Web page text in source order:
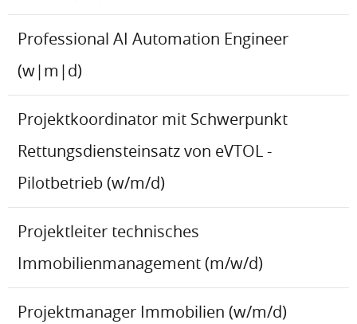
Professional AI Automation Engineer
(w|m|d)
Projektkoordinator mit Schwerpunkt
Rettungsdiensteinsatz von eVTOL -
Pilotbetrieb (w/m/d)
Projektleiter technisches
Immobilienmanagement (m/w/d)
Projektmanager Immobilien (w/m/d)